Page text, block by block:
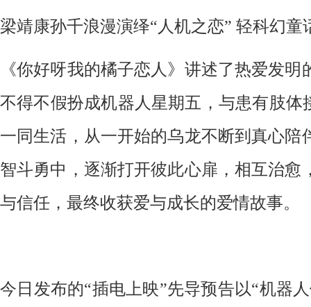
梁靖康孙千浪漫演绎“人机之恋” 轻科幻童
《你好呀我的橘子恋人》讲述了热爱发
不得不假扮成机器人星期五，与患有肢体
一同生活，从一开始的乌龙不断到真心陪
智斗勇中，逐渐打开彼此心扉，相互治愈
与信任，最终收获爱与成长的爱情故事。
今日发布的“插电上映”先导预告以“机器